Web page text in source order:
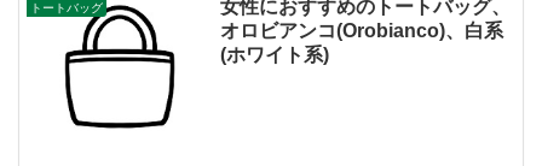
トートバッグ
女性におすすめのトートバッグ、
オロビアンコ(Orobianco)、白系
(ホワイト系)